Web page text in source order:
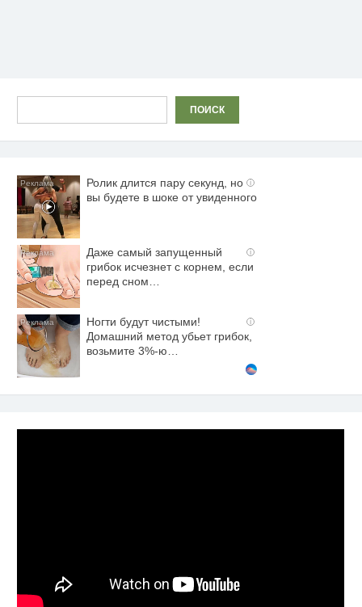
ПОИСК
i
Ролик длится пару секунд, но
вы будете в шоке от увиденного
i
Даже самый запущенный
грибок исчезнет с корнем, если
перед сном…
i
Ногти будут чистыми!
Домашний метод убьет грибок,
возьмите 3%-ю…